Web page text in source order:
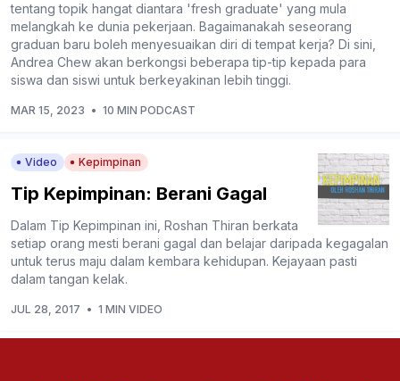
tentang topik hangat diantara 'fresh graduate' yang mula
melangkah ke dunia pekerjaan. Bagaimanakah seseorang
graduan baru boleh menyesuaikan diri di tempat kerja? Di sini,
Andrea Chew akan berkongsi beberapa tip-tip kepada para
siswa dan siswi untuk berkeyakinan lebih tinggi.
MAR 15, 2023 • 10 MIN PODCAST
Video Kepimpinan
Tip Kepimpinan: Berani Gagal
Dalam Tip Kepimpinan ini, Roshan Thiran berkata
setiap orang mesti berani gagal dan belajar daripada kegagalan
untuk terus maju dalam kembara kehidupan. Kejayaan pasti
dalam tangan kelak.
JUL 28, 2017 • 1 MIN VIDEO